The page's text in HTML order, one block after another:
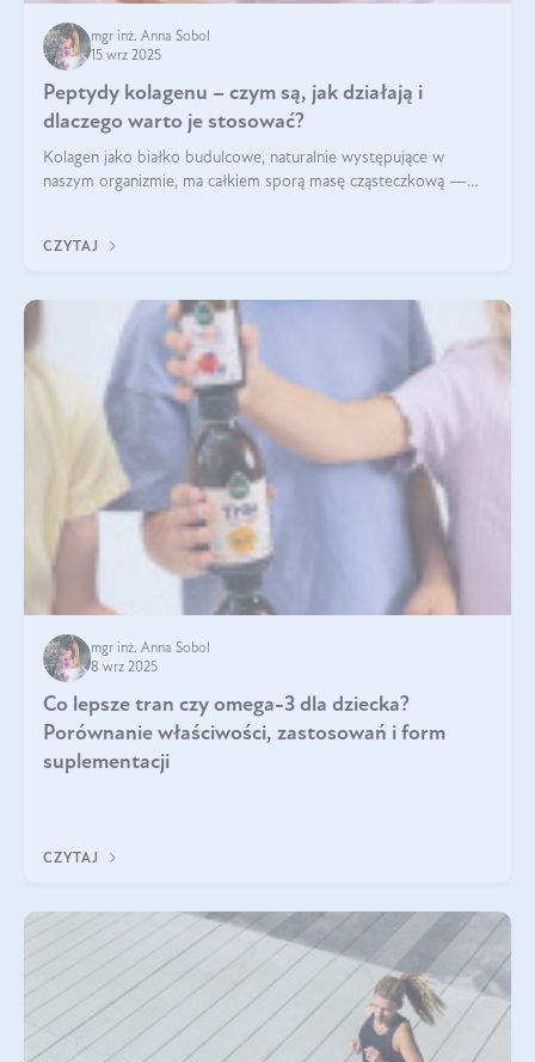
mgr inż. Anna Sobol
15 wrz 2025
Peptydy kolagenu – czym są, jak działają i
dlaczego warto je stosować?
Kolagen jako białko budulcowe, naturalnie występujące w
naszym organizmie, ma całkiem sporą masę cząsteczkową —
bardziej biodostępny
CZYTAJ
mgr inż. Anna Sobol
8 wrz 2025
Co lepsze tran czy omega-3 dla dziecka?
Porównanie właściwości, zastosowań i form
suplementacji
CZYTAJ